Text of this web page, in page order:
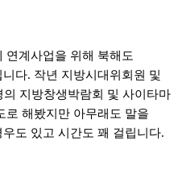
연계사업을 위해 북해도
니다. 작년 지방시대위회원 및
의 지방창생박람회 및 사이타마
로 해봤지만 아무래도 말을
도 있고 시간도 꽤 걸립니다.